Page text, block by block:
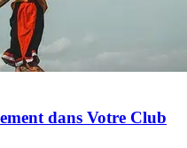
dans Votre Club